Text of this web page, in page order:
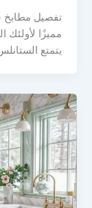
تفصيل مطابخ
مميزًا لأولئك
يتمتع